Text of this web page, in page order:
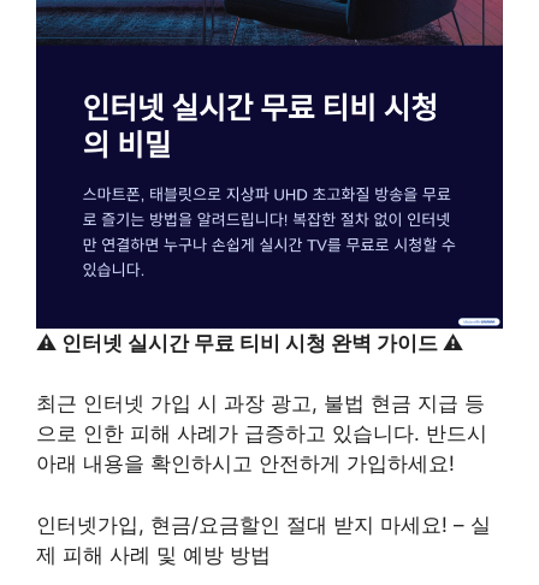
⚠️ 인터넷 실시간 무료 티비 시청 완벽 가이드 ⚠️
최근 인터넷 가입 시 과장 광고, 불법 현금 지급 등
으로 인한 피해 사례가 급증하고 있습니다. 반드시
아래 내용을 확인하시고 안전하게 가입하세요!
인터넷가입, 현금/요금할인 절대 받지 마세요! – 실
제 피해 사례 및 예방 방법